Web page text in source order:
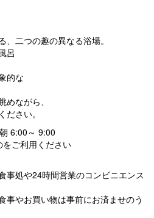
二つの趣の異なる浴場。
呂
的な
ながら、
さい。
6:00～ 9:00
ご利用ください
事処や24時間営業のコンビニエンス
事やお買い物は事前にお済ませのう